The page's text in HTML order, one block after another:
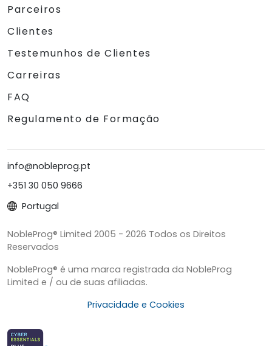
Parceiros
Clientes
Testemunhos de Clientes
Carreiras
FAQ
Regulamento de Formação
info@nobleprog.pt
+351 30 050 9666
Portugal
NobleProg® Limited 2005 - 2026 Todos os Direitos
Reservados
NobleProg® é uma marca registrada da NobleProg
Limited e / ou de suas afiliadas.
Privacidade e Cookies